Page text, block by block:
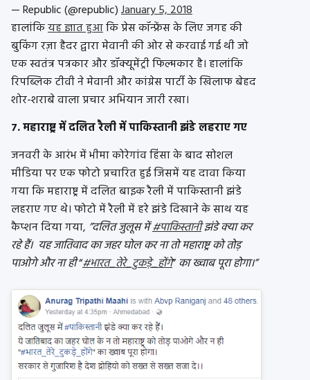
— Republic (@republic)January 5, 2018
हालांकियह ज्ञात हुआकि प्रेस कॉन्फ्रेंस के लिए जगह की
बुकिंग रज़ा हैदर द्वारा मेवानी की ओर से करवाई गई थी जो
एक स्वतंत्र पत्रकार और डॉक्यूमेंट्री फिल्मकार है। हालांकि
रिपब्लिक टीवी ने मेवानी और कांग्रेस पार्टी के खिलाफ बेहद
शोर-शराबे वाला प्रचार अभियान जारी रखा।
7. महाराष्ट्र में दलित रैली में पाकिस्तानी झंडे लहराए गए
जनवरी के आरंभ में भीमा कोरेगांव हिंसा के बाद सोशल
मीडिया पर एक फोटो प्रचारित हुई जिसमें यह दावा किया
गया कि महाराष्ट्र में दलित बाइक रैली में पाकिस्तानी झंडे
लहराए गए थे। फोटो में रैली में हरे झंडे दिखाने के साथ यह
कैप्‍शन दिया गया, ”दलित जुलूस में#पाकिस्तानीझंडे क्या कर
रहे हैं। यह जातिवाद का जहर घोल कर ना तो महाराष्ट्र को तोड़
पाओगे और ना ही“#भारत_तेरे_टुकड़े_होंगे”का ख्वाब पूरा होगा।”